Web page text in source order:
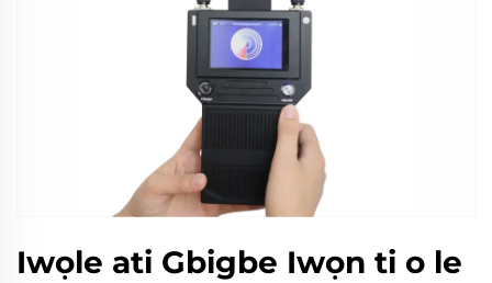
Iwọle ati Gbigbe Iwọn ti o le